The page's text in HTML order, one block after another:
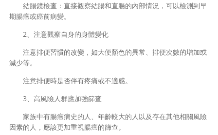
結腸鏡檢查：直接觀察結腸和直腸的內部情況，可以檢測到早
期腸癌或癌前病變。
2、注意觀察自身的身體變化
注意排便習慣的改變，如大便顏色的異常、排便次數的增加或
減少等。
注意排便時是否伴有疼痛或不適感。
3、高風險人群應加強篩查
家族中有腸癌病史的人、年齡較大的人以及存在其他相關風險
因素的人，應該更加重視腸癌的篩查。